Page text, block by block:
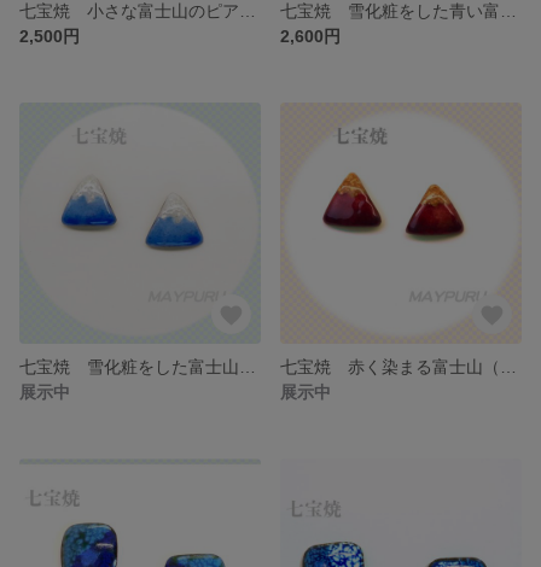
2,500円
2,600円
展示中
展示中